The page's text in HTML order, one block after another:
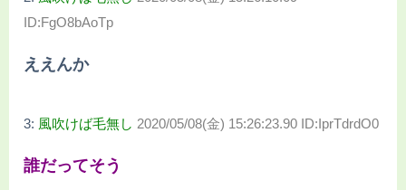
ID:FgO8bAoTp
ええんか
3: 風吹けば毛無し 2020/05/08(金) 15:26:23.90 ID:IprTdrdO0
誰だってそう